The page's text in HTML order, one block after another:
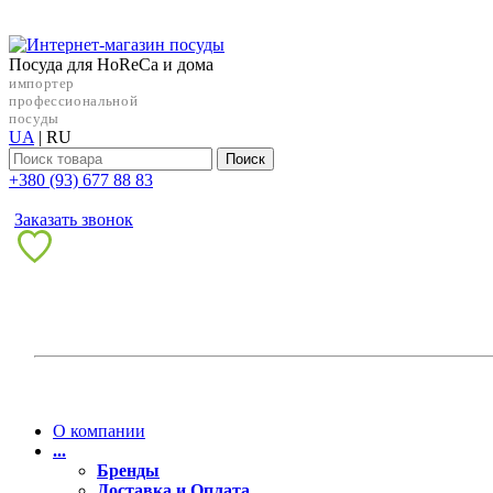
Посуда для HoReCa и дома
импортер
профессиональной
посуды
UA | RU
Поиск
+38‎0 (93) 677 88 83
Заказать звонок
О компании
...
Бренды